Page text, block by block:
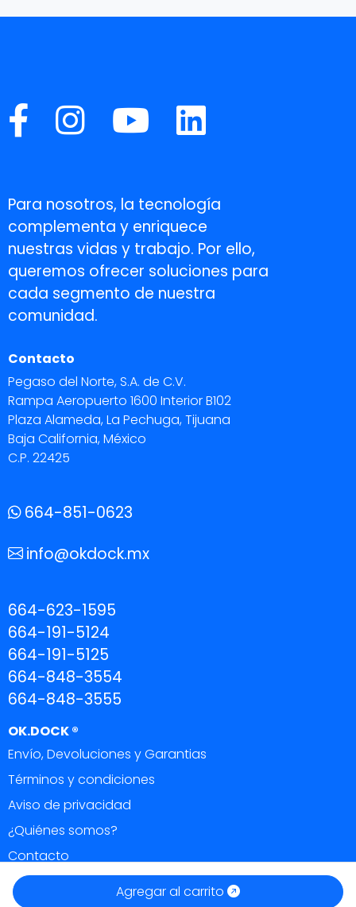
Agregar al carrito
Para nosotros, la tecnología
complementa y enriquece
nuestras vidas y trabajo. Por ello,
queremos ofrecer soluciones para
cada segmento de nuestra
comunidad.
Contacto
Pegaso del Norte, S.A. de C.V.
Rampa Aeropuerto 1600 Interior B102
Plaza Alameda, La Pechuga, Tijuana
Baja California, México
C.P. 22425
664-851-0623
info@okdock.mx
664-623-1595
664-191-5124
664-191-5125
664-848-3554
664-848-3555
OK.DOCK ®
Envío, Devoluciones y Garantias
Términos y condiciones
Aviso de privacidad
¿Quiénes somos?
Contacto
Todos los derechos reservados 2026.